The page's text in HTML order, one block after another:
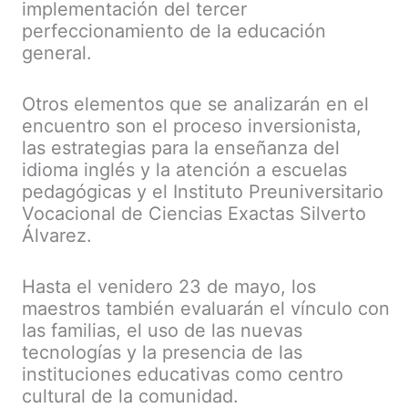
implementación del tercer
perfeccionamiento de la educación
general.
Otros elementos que se analizarán en el
encuentro son el proceso inversionista,
las estrategias para la enseñanza del
idioma inglés y la atención a escuelas
pedagógicas y el Instituto Preuniversitario
Vocacional de Ciencias Exactas Silverto
Álvarez.
Hasta el venidero 23 de mayo, los
maestros también evaluarán el vínculo con
las familias, el uso de las nuevas
tecnologías y la presencia de las
instituciones educativas como centro
cultural de la comunidad.